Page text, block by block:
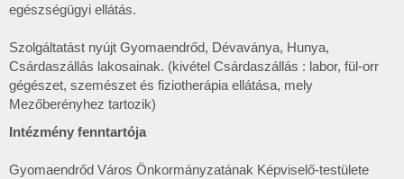
egészségügyi ellátás.
Szolgáltatást nyújt Gyomaendrőd, Dévaványa, Hunya,
Csárdaszállás lakosainak. (kivétel Csárdaszállás : labor, fül-orr
gégészet, szemészet és fiziotherápia ellátása, mely
Mezőberényhez tartozik)
Intézmény fenntartója
Gyomaendrőd Város Önkormányzatának Képviselő-testülete